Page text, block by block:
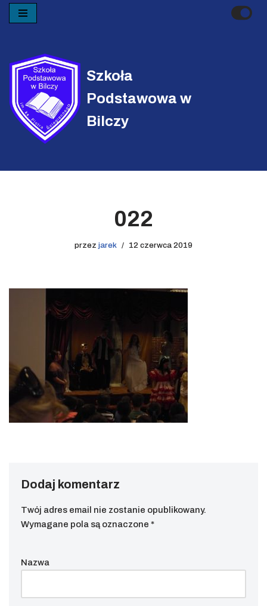
treści
Szkoła
Podstawowa w
Bilczy
022
przez jarek 12 czerwca 2019
Dodaj komentarz
Twój adres email nie zostanie opublikowany.
Wymagane pola są oznaczone *
Nazwa